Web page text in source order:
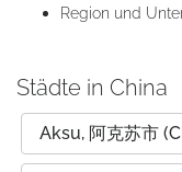
Region und
Städte in China
Aksu, 阿克苏市